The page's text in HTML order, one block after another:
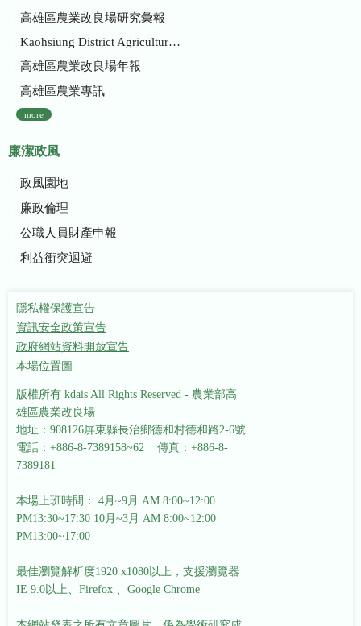
高雄區農業改良場研究彙報
Kaohsiung District Agricultural Research and Extension Station
高雄區農業改良場年報
高雄區農業專訊
more
廉潔政風
政風園地
廉政倫理
公職人員財產申報
利益衝突迴避
隱私權保護宣告
資訊安全政策宣告
政府網站資料開放宣告
本場位置圖
版權所有 kdais All Rights Reserved - 農業部高
雄區農業改良場
地址：908126屏東縣長治鄉德和村德和路2-6號
電話：+886-8-7389158~62 傳真：+886-8-
7389181
本場上班時間： 4月~9月 AM 8:00~12:00
PM13:30~17:30 10月~3月 AM 8:00~12:00
PM13:00~17:00
最佳瀏覽解析度1920 x1080以上，支援瀏覽器
IE 9.0以上、Firefox 、Google Chrome